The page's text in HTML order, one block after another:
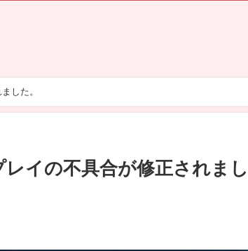
した。
レイの不具合が修正されまし